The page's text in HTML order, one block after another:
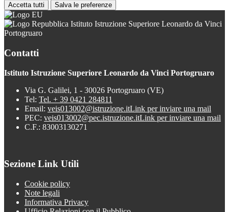
Accetta tutti Salva le preferenze
Istituto Istruzione Superiore Leonardo da Vinci
Portogruaro
Contatti
Istituto Istruzione Superiore Leonardo da Vinci Portogruaro
Via G. Galilei, 1 - 30026 Portogruaro (VE)
Tel: Tel. + 39 0421 284811
Email: veis013002@istruzione.itLink per inviare una mail
PEC: veis013002@pec.istruzione.itLink per inviare una mail
C.F.: 83003130271
Sezione Link Utili
Cookie policy
Note legali
Informativa Privacy